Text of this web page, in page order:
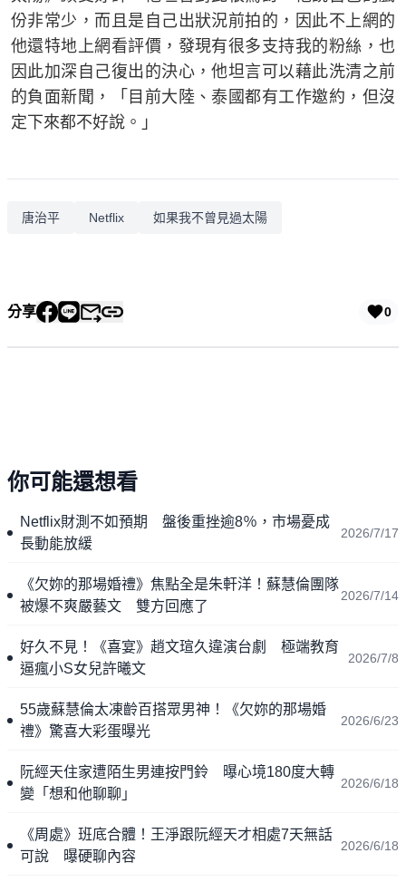
份非常少，而且是自己出狀況前拍的，因此不上網的
他還特地上網看評價，發現有很多支持我的粉絲，也
因此加深自己復出的決心，他坦言可以藉此洗清之前
的負面新聞，「目前大陸、泰國都有工作邀約，但沒
定下來都不好說。」
唐治平 Netflix 如果我不曾見過太陽
分享 0
你可能還想看
Netflix財測不如預期 盤後重挫逾8％，市場憂成
長動能放緩
2026/7/17
《欠妳的那場婚禮》焦點全是朱軒洋！蘇慧倫團隊
被爆不爽嚴藝文 雙方回應了
2026/7/14
好久不見！《喜宴》趙文瑄久違演台劇 極端教育
逼瘋小S女兒許曦文
2026/7/8
55歲蘇慧倫太凍齡百搭眾男神！《欠妳的那場婚
禮》驚喜大彩蛋曝光
2026/6/23
阮經天住家遭陌生男連按門鈴 曝心境180度大轉
變「想和他聊聊」
2026/6/18
《周處》班底合體！王淨跟阮經天才相處7天無話
可說 曝硬聊內容
2026/6/18